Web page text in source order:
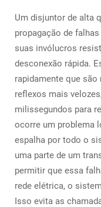
Um disjuntor de alta
propagação de
suas invólucros
desconexão rápida.
rapidamente que
reflexos mais
milissegundos para
ocorre um problema
espalha por todo o
uma parte de um
permitir que essa
rede elétrica, o
Isso evita as